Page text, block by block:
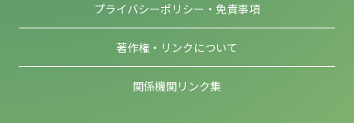
プライバシーポリシー・免責事項
著作権・リンクについて
関係機関リンク集